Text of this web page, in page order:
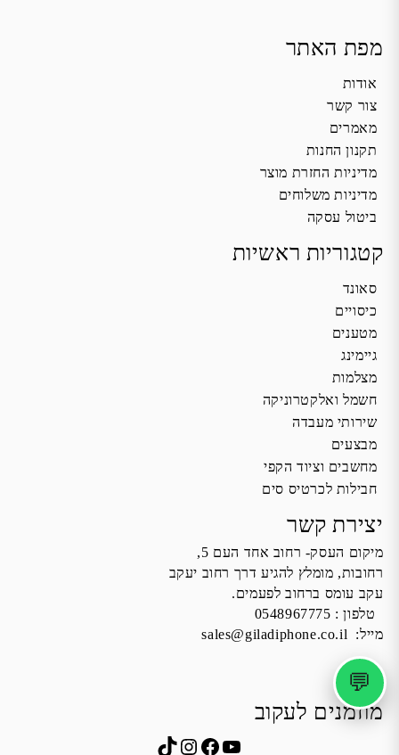
💬
מפת האתר
אודות
צור קשר
מאמרים
תקנון החנות
מדיניות החזרת מוצר
מדיניות משלוחים
ביטול עסקה
קטגוריות ראשיות
סאונד
כיסויים
מטענים
גיימינג
מצלמות
חשמל ואלקטרוניקה
שירותי מעבדה
מבצעים
מחשבים וציוד הקפי
חבילות לכרטיס סים
יצירת קשר
מיקום העסק- רחוב אחד העם 5,
רחובות, מומלץ להגיע דרך רחוב יעקב
עקב עומס ברחוב לפעמים.
טלפון : 0548967775
מייל: sales@giladiphone.co.il
מוזמנים לעקוב
YouTube
Facebook
Instagram
TikTok